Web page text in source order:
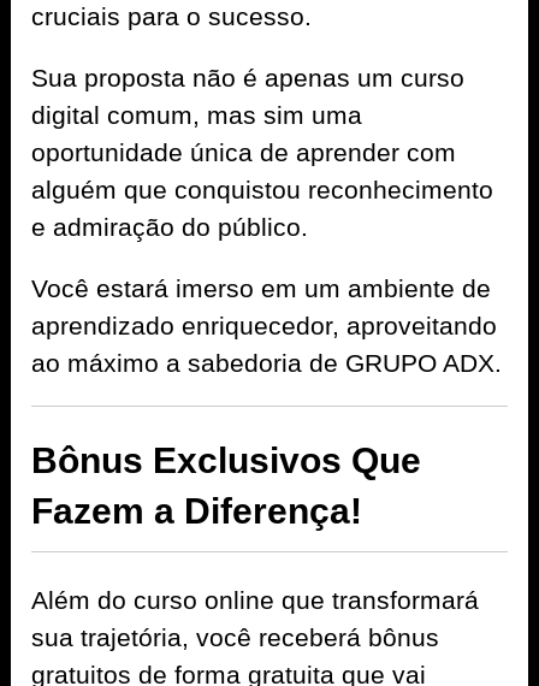
cruciais para o sucesso.
Sua proposta não é apenas um curso
digital comum, mas sim uma
oportunidade única de aprender com
alguém que conquistou reconhecimento
e admiração do público.
Você estará imerso em um ambiente de
aprendizado enriquecedor, aproveitando
ao máximo a sabedoria de GRUPO ADX.
Bônus Exclusivos Que
Fazem a Diferença!
Além do curso online que transformará
sua trajetória, você receberá bônus
gratuitos de forma gratuita que vai